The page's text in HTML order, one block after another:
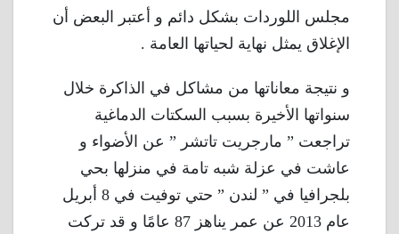
مجلس اللوردات بشكل دائم و أعتبر البعض أن
الإغلاق يمثل نهاية لحياتها العامة .
و نتيجة معاناتها من مشاكل في الذاكرة خلال
سنواتها الأخيرة بسبب السكتات الدماغية
تراجعت ” مارجريت تاتشر ” عن الأضواء و
عاشت في عزلة شبه تامة في منزلها بحي
بلجرافيا في ” لندن ” حتي توفيت في 8 أبريل
عام 2013 عن عمر يناهز 87 عامًا و قد تركت